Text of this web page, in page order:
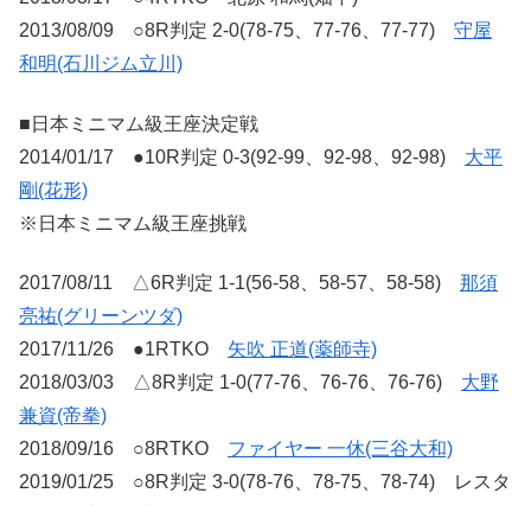
2013/08/09 ○8R判定 2-0(78-75、77-76、77-77) 守屋
和明(石川ジム立川)
■日本ミニマム級王座決定戦
2014/01/17 ●10R判定 0-3(92-99、92-98、92-98) 大平
剛(花形)
※日本ミニマム級王座挑戦
2017/08/11 △6R判定 1-1(56-58、58-57、58-58) 那須
亮祐(グリーンツダ)
2017/11/26 ●1RTKO 矢吹 正道(薬師寺)
2018/03/03 △8R判定 1-0(77-76、76-76、76-76) 大野
兼資(帝拳)
2018/09/16 ○8RTKO ファイヤー 一休(三谷大和)
2019/01/25 ○8R判定 3-0(78-76、78-75、78-74) レスタ